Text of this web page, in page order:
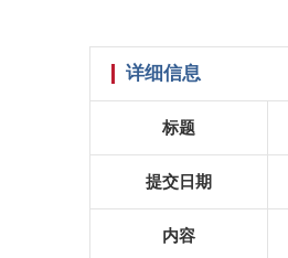
详细信息
标题
提交日期
内容